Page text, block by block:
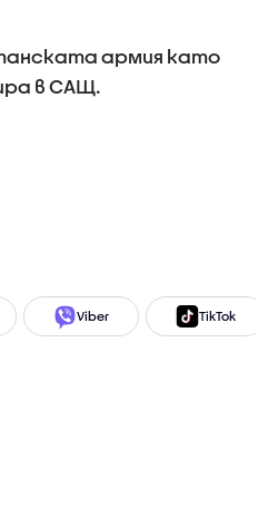
армия като
в САЩ.
Viber TikTok